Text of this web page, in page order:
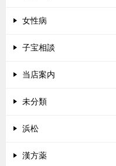
女性病
子宝相談
当店案内
未分類
浜松
漢方薬